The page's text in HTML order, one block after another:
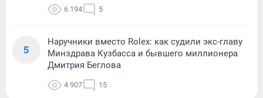
6 194 5
5
Наручники вместо Rolex: как судили экс-главу
Минздрава Кузбасса и бывшего миллионера
Дмитрия Беглова
4 907 15